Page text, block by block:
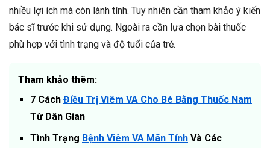
nhiều lợi ích mà còn lành tính. Tuy nhiên cần tham khảo ý kiến
bác sĩ trước khi sử dụng. Ngoài ra cần lựa chọn bài thuốc
phù hợp với tình trạng và độ tuổi của trẻ.
Tham khảo thêm:
7 Cách Điều Trị Viêm VA Cho Bé Bằng Thuốc Nam
Từ Dân Gian
Tình Trạng Bệnh Viêm VA Mãn Tính Và Các